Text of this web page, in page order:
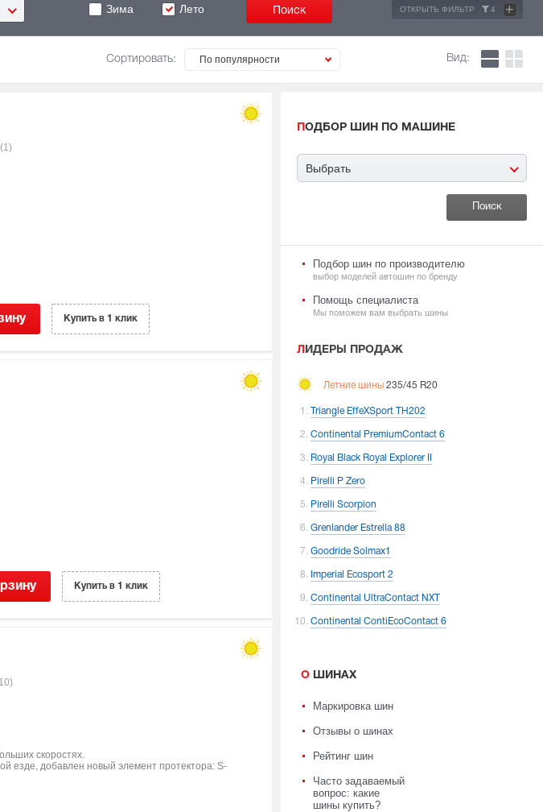
Зима Лето ОТКРЫТЬ ФИЛЬТР 4 +
Сортировать: По популярности Вид:
(1)
Купить в 1 клик
Купить в 1 клик
скоростях.
езде, добавлен новый элемент протектора: S-
ПОДБОР ШИН ПО МАШИНЕ
Выбрать
Подбор шин по производителю
выбор моделей автошин по бренду
Помощь специалиста
Мы поможем вам выбрать шины
ЛИДЕРЫ ПРОДАЖ
Летние шины 235/45 R20
Triangle EffeXSport TH202
Continental PremiumContact 6
Royal Black Royal Explorer II
Pirelli P Zero
Pirelli Scorpion
Grenlander Estrella 88
Goodride Solmax1
Imperial Ecosport 2
Continental UltraContact NXT
Continental ContiEcoContact 6
О ШИНАХ
Маркировка шин
Отзывы о шинах
Рейтинг шин
Часто задаваемый
вопрос: какие
шины купить?